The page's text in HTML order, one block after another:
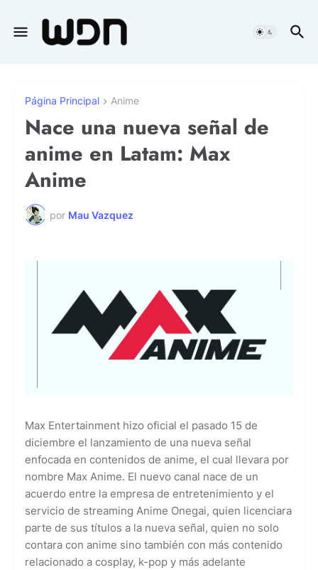
Página Principal Anime
Nace una nueva señal de
anime en Latam: Max
Anime
por Mau Vazquez
Max Entertainment hizo oficial el pasado 15 de
diciembre el lanzamiento de una nueva señal
enfocada en contenidos de anime, el cual llevara por
nombre Max Anime. El nuevo canal nace de un
acuerdo entre la empresa de entretenimiento y el
servicio de streaming Anime Onegai, quien licenciara
parte de sus títulos a la nueva señal, quien no solo
contara con anime sino también con más contenido
relacionado a cosplay, k-pop y más adelante